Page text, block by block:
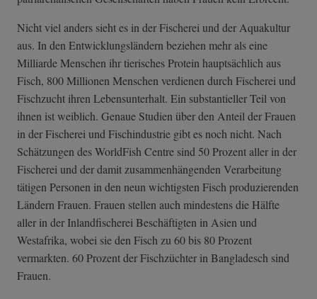
Nicht viel anders sieht es in der Fischerei und der Aquakultur
aus. In den Entwicklungsländern beziehen mehr als eine
Milliarde Menschen ihr tierisches Protein hauptsächlich aus
Fisch, 800 Millionen Menschen verdienen durch Fischerei und
Fischzucht ihren Lebensunterhalt. Ein substantieller Teil von
ihnen ist weiblich. Genaue Studien über den Anteil der Frauen
in der Fischerei und Fischindustrie gibt es noch nicht. Nach
Schätzungen des WorldFish Centre sind 50 Prozent aller in der
Fischerei und der damit zusammenhängenden Verarbeitung
tätigen Personen in den neun wichtigsten Fisch produzierenden
Ländern Frauen. Frauen stellen auch mindestens die Hälfte
aller in der Inlandfischerei Beschäftigten in Asien und
Westafrika, wobei sie den Fisch zu 60 bis 80 Prozent
vermarkten. 60 Prozent der Fischzüchter in Bangladesch sind
Frauen.